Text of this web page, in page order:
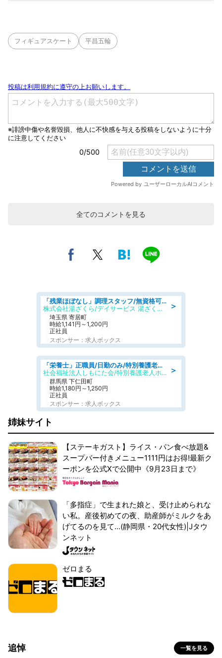
フィギュアスケート 平昌五輪
全てのコメントを見る
＞
「残業ほぼなし」調理スタッフ/無資格可/正職員/日勤のみ/デイサービス/社会保障完備
株式会社湯ざくら/デイサービス 湯ざくらケアリゾート
埼玉県 寄居町
時給1,141円～1,200円
正社員
スポンサー：求人ボックス
＞
「栄養士」正職員/日勤のみ/特別養護老人ホーム
社会福祉法人しもにた会/特別養護老人ホーム かぶらの里
群馬県 下仁田町
時給1,180円～1,250円
正社員
スポンサー：求人ボックス
姉妹サイト
【ステーキガスト】ライス・パン食べ放題&
スープバー付きメニュー1111円はお得!最新ク
ーポンを公式Xで公開中《9月23日まで》
「多指症」で生まれた娘と、受け止められな
い私。産後初めての夜、助産師がミルクをあ
げてるのを見て...(静岡県・20代女性)|Jタウ
ンネット
ゼロまる
追悼 一覧を見る